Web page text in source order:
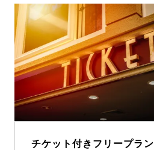
チケット付きフリープラン